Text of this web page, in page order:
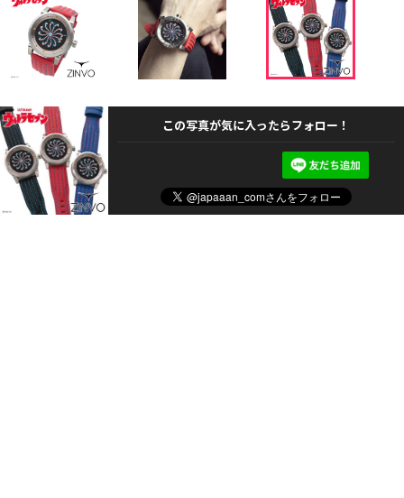
この写真が気に入ったらフォロー！